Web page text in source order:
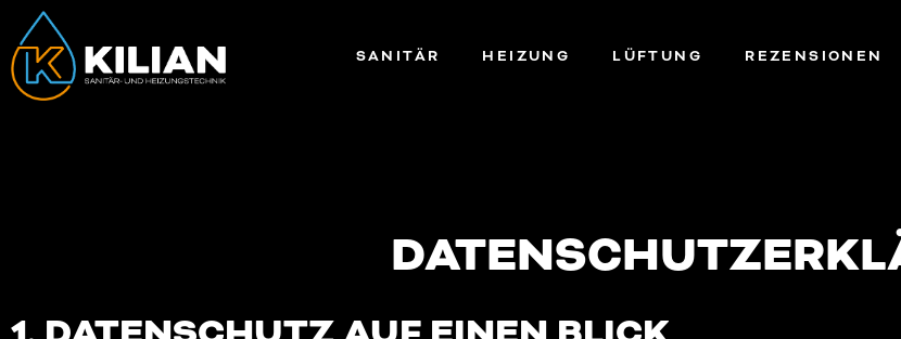
SANITÄR HEIZUNG LÜFTUNG REZENSIONEN